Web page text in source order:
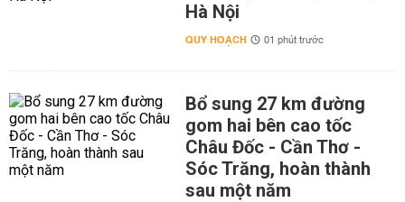
Hà Nội
QUY HOẠCH 01 phút trước
Bổ sung 27 km đường
gom hai bên cao tốc
Châu Đốc - Cần Thơ -
Sóc Trăng, hoàn thành
sau một năm